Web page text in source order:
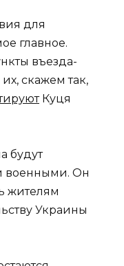
для
главное.
въезда-
скажем так,
Куця
будут
военными. Он
жителям
Украины